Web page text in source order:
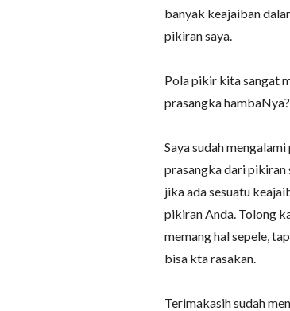
banyak keajaiban
pikiran saya.
Pola pikir kita sangat
prasangka hambaNya?
Saya sudah
prasangka dari pikiran
jika ada sesuatu
pikiran Anda. Tolong
memang hal sepele,
bisa kta rasakan.
Terimakasih sudah